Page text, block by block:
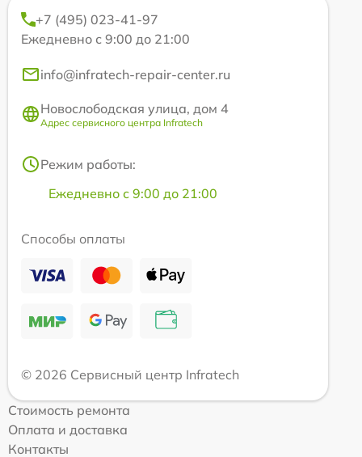
+7 (495) 023-41-97
Ежедневно с 9:00 до 21:00
info@infratech-repair-center.ru
Новослободская улица, дом 4
Адрес сервисного центра Infratech
Режим работы:
Ежедневно с 9:00 до 21:00
Способы оплаты
© 2026 Сервисный центр Infratech
Стоимость ремонта
Оплата и доставка
Контакты